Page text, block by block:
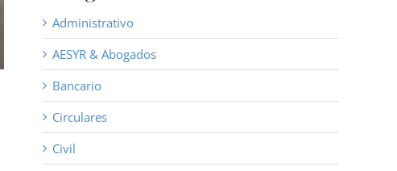
Administrativo
AESYR & Abogados
Bancario
Circulares
Civil